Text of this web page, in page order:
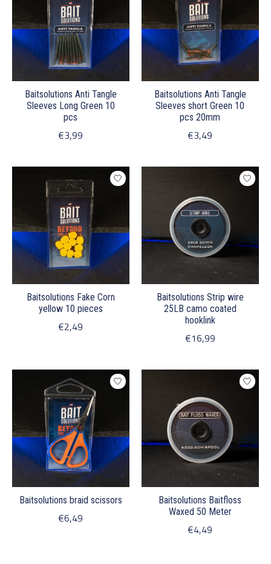
Baitsolutions Anti Tangle
Sleeves Long Green 10
pcs
€3,99
Baitsolutions Anti Tangle
Sleeves short Green 10
pcs 20mm
€3,49
Baitsolutions Fake Corn
yellow 10 pieces
€2,49
Baitsolutions Strip wire
25LB camo coated
hooklink
€16,99
Baitsolutions braid scissors
€6,49
Baitsolutions Baitfloss
Waxed 50 Meter
€4,49